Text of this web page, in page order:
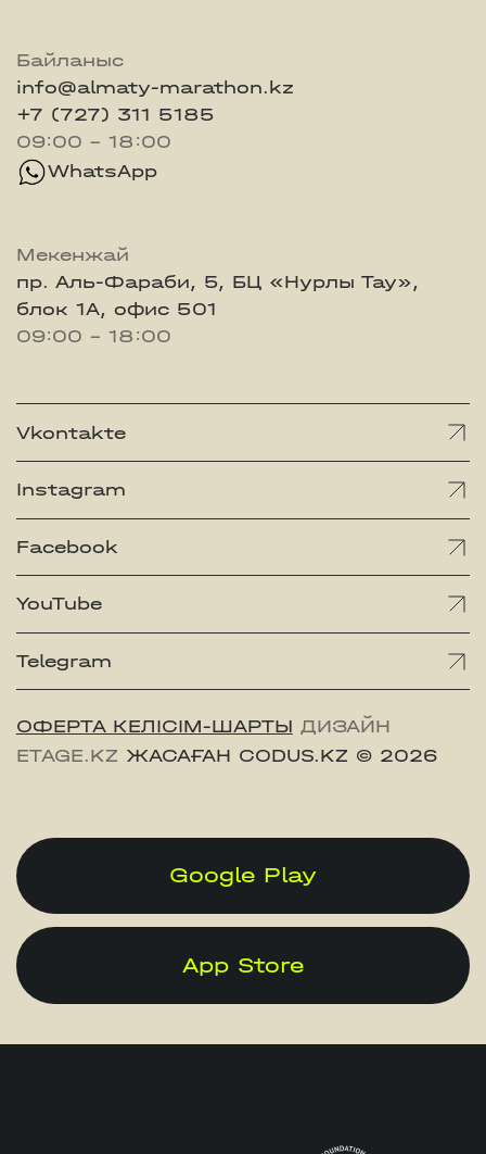
Байланыс
info@almaty-marathon.kz
+7 (727) 311 5185
09:00 - 18:00
WhatsApp
Мекенжай
пр. Аль-Фараби, 5, БЦ «Нурлы Тау»,
блок 1А, офис 501
09:00 - 18:00
Vkontakte
Instagram
Facebook
YouTube
Telegram
ОФЕРТА КЕЛІСІМ-ШАРТЫ ДИЗАЙН
ETAGE.KZ ЖАСАҒАН CODUS.KZ © 2026
Google Play
App Store